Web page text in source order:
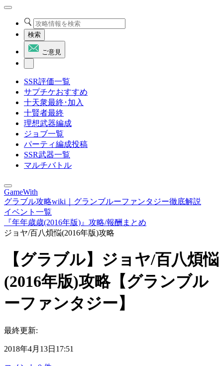
検索
ご意見
SSR評価一覧
サプチケおすすめ
十天衆最終･加入
十賢者最終
理想武器編成
ジョブ一覧
パーティ編成投稿
SSR武器一覧
マルチバトル
GameWith
グラブル攻略wiki｜グランブルーファンタジー徹底解説
イベント一覧
『年年歳歳(2016年版)』攻略/報酬まとめ
ジョヤ/百八煩悩(2016年版)攻略
【グラブル】ジョヤ/百八煩悩
(2016年版)攻略【グランブル
ーファンタジー】
最終更新:
2018年4月13日17:51